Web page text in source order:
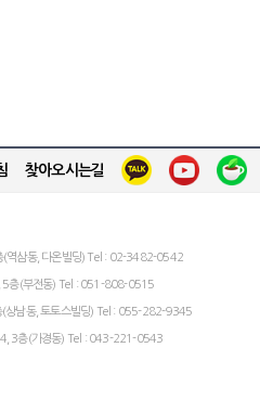
찾아오시는길
(역삼동, 다온빌딩) Tel : 02-3482-0542
5층(부전동) Tel : 051-808-0515
(상남동, 토토스빌딩) Tel : 055-282-9345
4, 3층(가경동) Tel : 043-221-0543